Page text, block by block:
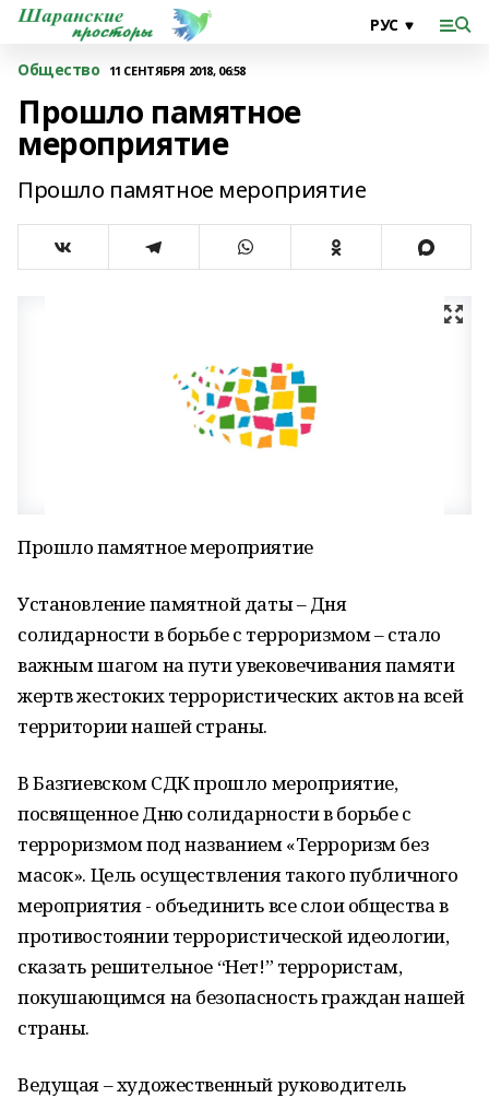
Общество 11 СЕНТЯБРЯ 2018, 06:58
Прошло памятное
мероприятие
Прошло памятное мероприятие
Прошло памятное мероприятие
Установление памятной даты – Дня
солидарности в борьбе с терроризмом – стало
важным шагом на пути увековечивания памяти
жертв жестоких террористических актов на всей
территории нашей страны.
В Базгиевском СДК прошло мероприятие,
посвященное Дню солидарности в борьбе с
терроризмом под названием «Терроризм без
масок». Цель осуществления такого публичного
мероприятия - объединить все слои общества в
противостоянии террористической идеологии,
сказать решительное “Нет!” террористам,
покушающимся на безопасность граждан нашей
страны.
Ведущая – художественный руководитель